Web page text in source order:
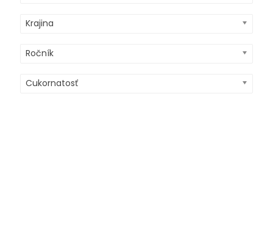
Krajina
Ročník
Cukornatosť